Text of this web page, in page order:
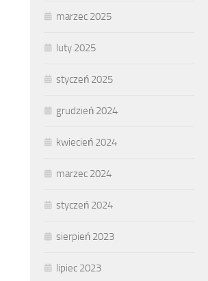
marzec 2025
luty 2025
styczeń 2025
grudzień 2024
kwiecień 2024
marzec 2024
styczeń 2024
sierpień 2023
lipiec 2023